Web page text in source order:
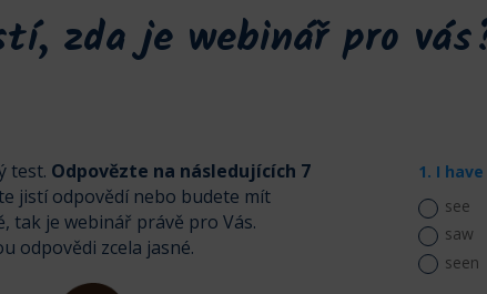
zda je webinář pro
test. Odpovězte na následujících 7
jistí odpovědí nebo budete mít
tak je webinář právě pro Vás.
odpovědi zcela jasné.
1. I
see
saw
seen